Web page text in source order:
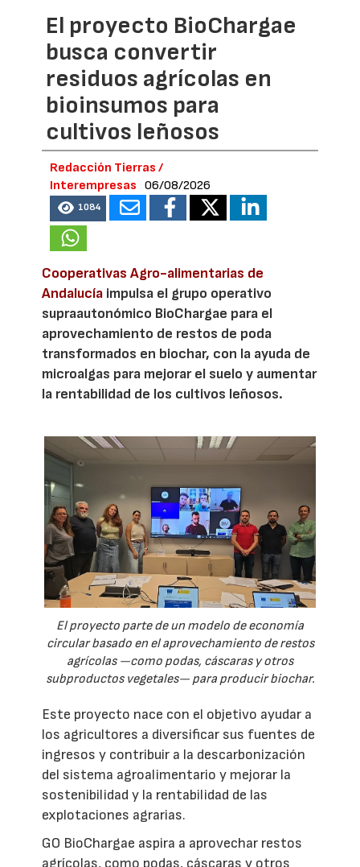
El proyecto BioChargae
busca convertir
residuos agrícolas en
bioinsumos para
cultivos leñosos
Redacción Tierras /
Interempresas
06/08/2026
1084
Cooperativas Agro-alimentarias de
Andalucía impulsa el grupo operativo
supraautonómico BioChargae para el
aprovechamiento de restos de poda
transformados en biochar, con la ayuda de
microalgas para mejorar el suelo y aumentar
la rentabilidad de los cultivos leñosos.
El proyecto parte de un modelo de economía
circular basado en el aprovechamiento de restos
agrícolas —como podas, cáscaras y otros
subproductos vegetales— para producir biochar.
Este proyecto nace con el objetivo ayudar a
los agricultores a diversificar sus fuentes de
ingresos y contribuir a la descarbonización
del sistema agroalimentario y mejorar la
sostenibilidad y la rentabilidad de las
explotaciones agrarias.
GO BioChargae aspira a aprovechar restos
agrícolas, como podas, cáscaras y otros